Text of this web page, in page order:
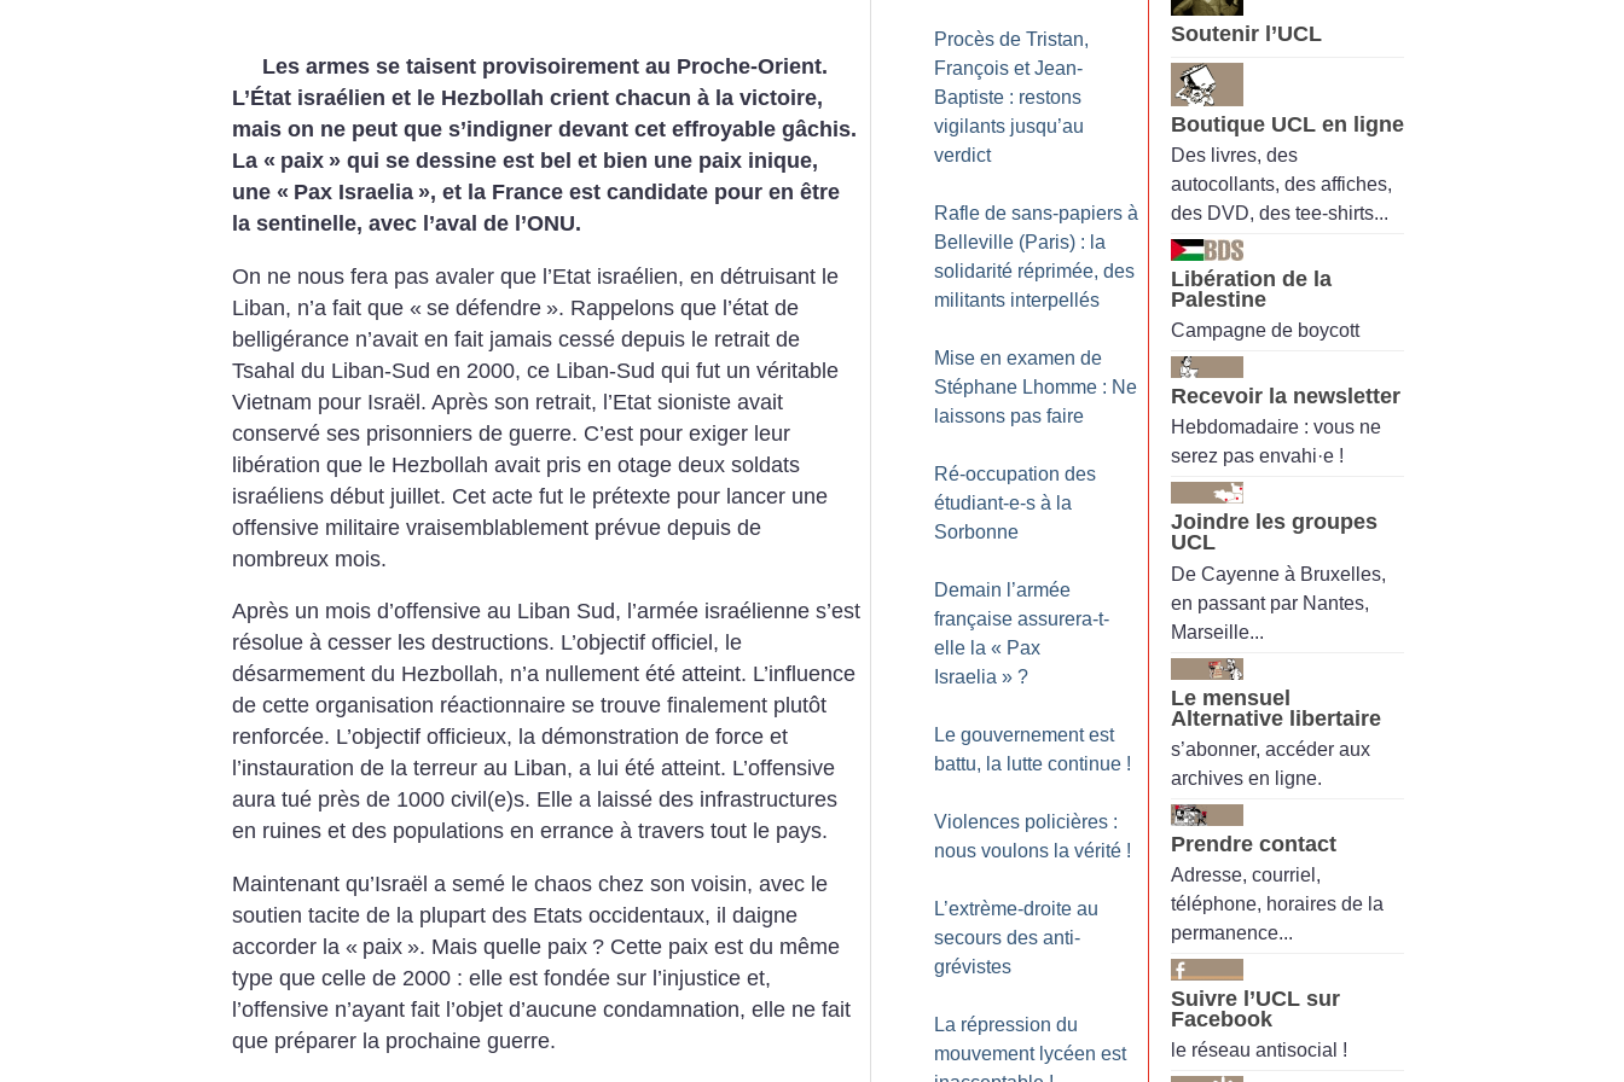
Les armes se taisent provisoirement au Proche-Orient.
L’État israélien et le Hezbollah crient chacun à la victoire,
mais on ne peut que s’indigner devant cet effroyable gâchis.
La « paix » qui se dessine est bel et bien une paix inique,
une « Pax Israelia », et la France est candidate pour en être
la sentinelle, avec l’aval de l’ONU.
On ne nous fera pas avaler que l’Etat israélien, en détruisant le
Liban, n’a fait que « se défendre ». Rappelons que l’état de
belligérance n’avait en fait jamais cessé depuis le retrait de
Tsahal du Liban-Sud en 2000, ce Liban-Sud qui fut un véritable
Vietnam pour Israël. Après son retrait, l’Etat sioniste avait
conservé ses prisonniers de guerre. C’est pour exiger leur
libération que le Hezbollah avait pris en otage deux soldats
israéliens début juillet. Cet acte fut le prétexte pour lancer une
offensive militaire vraisemblablement prévue depuis de
nombreux mois.
Après un mois d’offensive au Liban Sud, l’armée israélienne s’est
résolue à cesser les destructions. L’objectif officiel, le
désarmement du Hezbollah, n’a nullement été atteint. L’influence
de cette organisation réactionnaire se trouve finalement plutôt
renforcée. L’objectif officieux, la démonstration de force et
l’instauration de la terreur au Liban, a lui été atteint. L’offensive
aura tué près de 1000 civil(e)s. Elle a laissé des infrastructures
en ruines et des populations en errance à travers tout le pays.
Maintenant qu’Israël a semé le chaos chez son voisin, avec le
soutien tacite de la plupart des Etats occidentaux, il daigne
accorder la « paix ». Mais quelle paix ? Cette paix est du même
type que celle de 2000 : elle est fondée sur l’injustice et,
l’offensive n’ayant fait l’objet d’aucune condamnation, elle ne fait
que préparer la prochaine guerre.
Procès de Tristan,
François et Jean-
Baptiste : restons
vigilants jusqu’au
verdict
Rafle de sans-papiers à
Belleville (Paris) : la
solidarité réprimée, des
militants interpellés
Mise en examen de
Stéphane Lhomme : Ne
laissons pas faire
Ré-occupation des
étudiant-e-s à la
Sorbonne
Demain l’armée
française assurera-t-
elle la « Pax
Israelia » ?
Le gouvernement est
battu, la lutte continue !
Violences policières :
nous voulons la vérité !
L’extrème-droite au
secours des anti-
grévistes
La répression du
mouvement lycéen est
Soutenir l’UCL
Boutique UCL en ligne
Des livres, des
autocollants, des affiches,
des DVD, des tee-shirts...
Libération de la
Palestine
Campagne de boycott
Recevoir la newsletter
Hebdomadaire : vous ne
serez pas envahi·e !
Joindre les groupes
UCL
De Cayenne à Bruxelles,
en passant par Nantes,
Marseille...
Le mensuel
Alternative libertaire
s’abonner, accéder aux
archives en ligne.
Prendre contact
Adresse, courriel,
téléphone, horaires de la
permanence...
Suivre l’UCL sur
Facebook
le réseau antisocial !